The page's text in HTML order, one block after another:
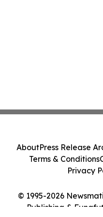
© 1995-2026
Publishing &
AboutPress Release
Terms & Conditions
Privacy